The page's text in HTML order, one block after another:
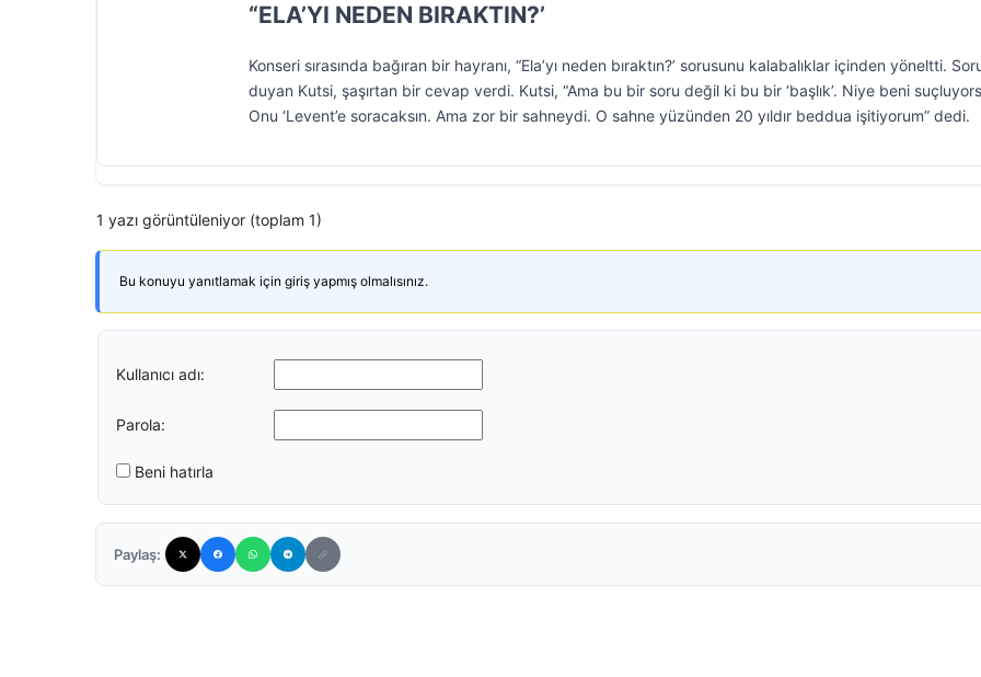
“ELA’YI NEDEN BIRAKTIN?’
Konseri sırasında bağıran bir hayranı, “Ela’yı neden bıraktın?’ sorusunu kalabalıklar içinden yöneltti.
duyan Kutsi, şaşırtan bir cevap verdi. Kutsi, “Ama bu bir soru değil ki bu bir ‘başlık’. Niye beni
Onu ‘Levent’e soracaksın. Ama zor bir sahneydi. O sahne yüzünden 20 yıldır beddua işitiyorum” dedi.
1 yazı görüntüleniyor (toplam 1)
Bu konuyu yanıtlamak için giriş yapmış olmalısınız.
Kullanıcı adı:
Parola:
Beni hatırla
Paylaş: